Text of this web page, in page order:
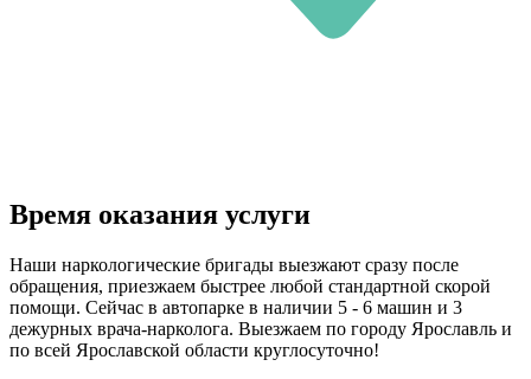
Время оказания услуги
Наши наркологические бригады выезжают сразу после
обращения, приезжаем быстрее любой стандартной скорой
помощи. Сейчас в автопарке в наличии 5 - 6 машин и 3
дежурных врача-нарколога. Выезжаем по городу Ярославль и
по всей Ярославской области круглосуточно!